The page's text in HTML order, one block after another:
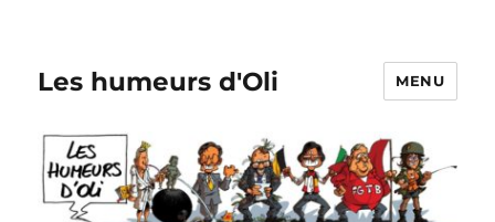
Les humeurs d'Oli MENU